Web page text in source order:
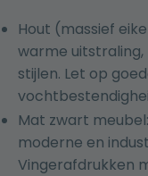
Hout (massief
warme uitstraling,
stijlen. Let op
Mat zwart
moderne en
Vingerafdrukken